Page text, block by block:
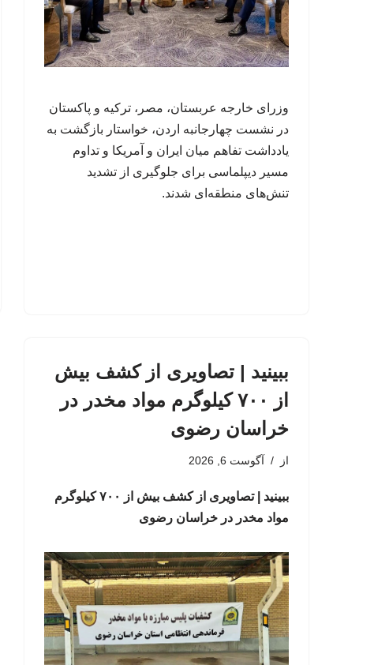
وزرای خارجه عربستان، مصر، ترکیه و پاکستان
در نشست چهارجانبه اردن، خواستار بازگشت به
یادداشت تفاهم میان ایران و آمریکا و تداوم
مسیر دیپلماسی برای جلوگیری از تشدید
تنش‌های منطقه‌ای شدند.
ببینید | تصاویری از کشف بیش
از ۷۰۰ کیلوگرم مواد مخدر در
خراسان رضوی
از آگوست 6, 2026
ببینید | تصاویری از کشف بیش از ۷۰۰ کیلوگرم
مواد مخدر در خراسان رضوی